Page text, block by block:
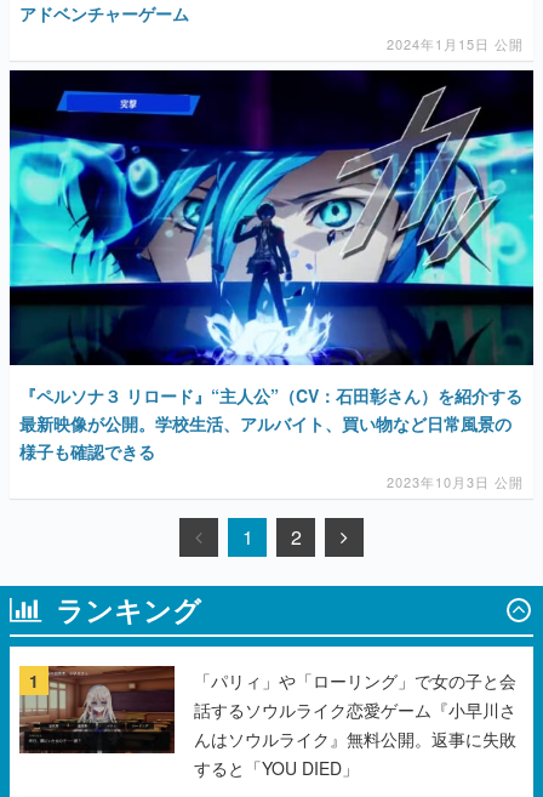
アドベンチャーゲーム
2024年1月15日 公開
『ペルソナ３ リロード』“主人公”（CV：石田彰さん）を紹介する
最新映像が公開。学校生活、アルバイト、買い物など日常風景の
様子も確認できる
2023年10月3日 公開
1 2
ランキング
1
「パリィ」や「ローリング」で女の子と会
話するソウルライク恋愛ゲーム『小早川さ
んはソウルライク』無料公開。返事に失敗
すると「YOU DIED」